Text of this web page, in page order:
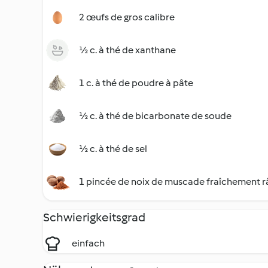
2 œufs de gros calibre
½ c. à thé de xanthane
1 c. à thé de poudre à pâte
½ c. à thé de bicarbonate de soude
½ c. à thé de sel
1 pincée de noix de muscade fraîchement
Schwierigkeitsgrad
einfach